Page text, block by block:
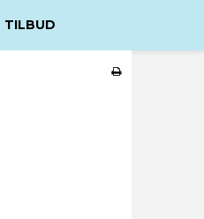
TILBUD